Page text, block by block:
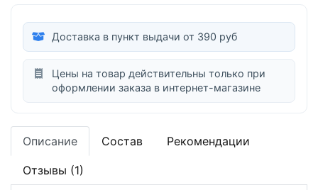
Доставка в пункт выдачи от 390 руб
Цены на товар действительны только при
оформлении заказа в интернет-магазине
Описание Состав Рекомендации
Отзывы (1)